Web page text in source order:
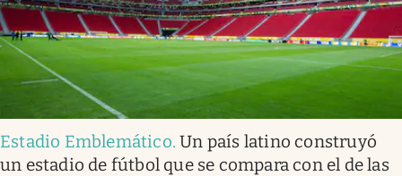
Estadio Emblemático.Un país latino construyó
un estadio de fútbol que se compara con el de las